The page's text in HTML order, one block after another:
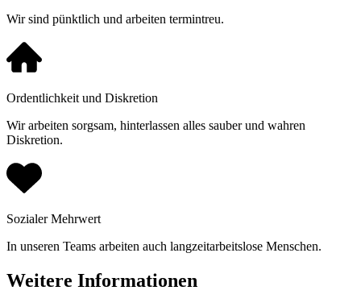
Wir sind pünktlich und arbeiten termintreu.
Ordentlichkeit und Diskretion
Wir arbeiten sorgsam, hinterlassen alles sauber und wahren
Diskretion.
Sozialer Mehrwert
In unseren Teams arbeiten auch langzeitarbeitslose Menschen.
Weitere Informationen